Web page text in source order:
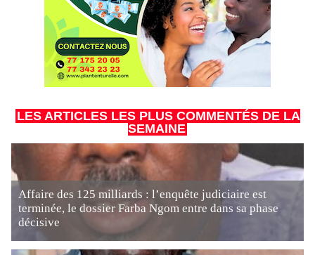
LES ARTICLES LES PLUS COMMENTÉS DE LA
SEMAINE
Affaire des 125 milliards : l’enquête judiciaire est
terminée, le dossier Farba Ngom entre dans sa phase
décisive